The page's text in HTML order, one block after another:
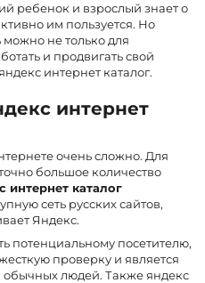
ребенок и взрослый знает о
им пользуется. Но
можно не только для
и продвигать свой
интернет каталог.
интернет
очень сложно. Для
большое количество
интернет каталог
сеть русских сайтов,
Яндекс.
потенциальному посетителю,
проверку и является
людей. Также яндекс